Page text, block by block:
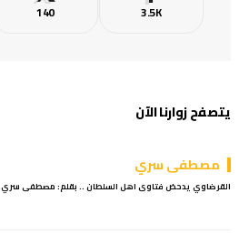
3.5K
140
يتصفح زوارنا الآن
مصطفى سري
القرضاوي يدحض فتاوى اهل السلطان .. بقلم: مصطفى سري